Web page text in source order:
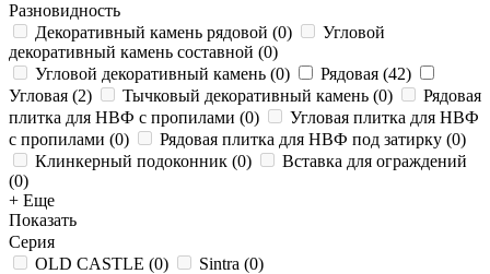
Разновидность
Декоративный камень рядовой (0)
Угловой
декоративный камень составной (0)
Угловой декоративный камень (0) Рядовая (42)
Угловая (2) Тычковый декоративный камень (0)
Рядовая
плитка для НВФ с пропилами (0)
Угловая плитка для НВФ
с пропилами (0) Рядовая плитка для НВФ под затирку (0)
Клинкерный подоконник (0)
Вставка для ограждений
(0)
+ Еще
Показать
Серия
OLD CASTLE (0) Sintra (0)